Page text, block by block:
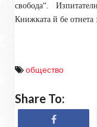
свобода“.
Книжката й бе отнета
общество
Share To: